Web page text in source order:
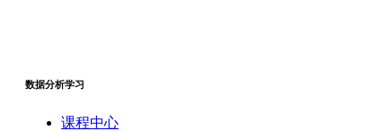
数据分析学习
课程中心